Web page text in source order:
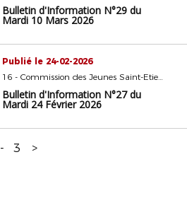
Bulletin d'Information N°29 du
Mardi 10 Mars 2026
Publié le 24-02-2026
16 - Commission des Jeunes Saint-Etienne
Bulletin d'Information N°27 du
Mardi 24 Février 2026
- 3 >